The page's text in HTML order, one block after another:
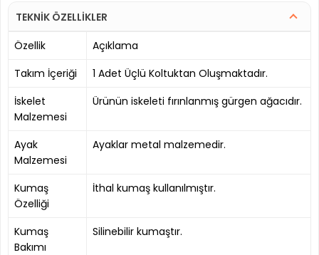
TEKNİK ÖZELLİKLER
Özellik
Açıklama
Takım İçeriği
1 Adet Üçlü Koltuktan Oluşmaktadır.
İskelet
Malzemesi
Ürünün iskeleti fırınlanmış gürgen ağacıdır.
Ayak
Malzemesi
Ayaklar metal malzemedir.
Kumaş
Özelliği
İthal kumaş kullanılmıştır.
Kumaş
Bakımı
Silinebilir kumaştır.